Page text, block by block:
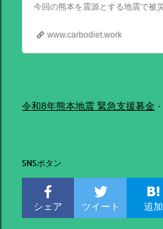
www.carbodiet.work
令和8年熊本地震 緊急支援募金
SNSボタン
シェア ツイート 追加